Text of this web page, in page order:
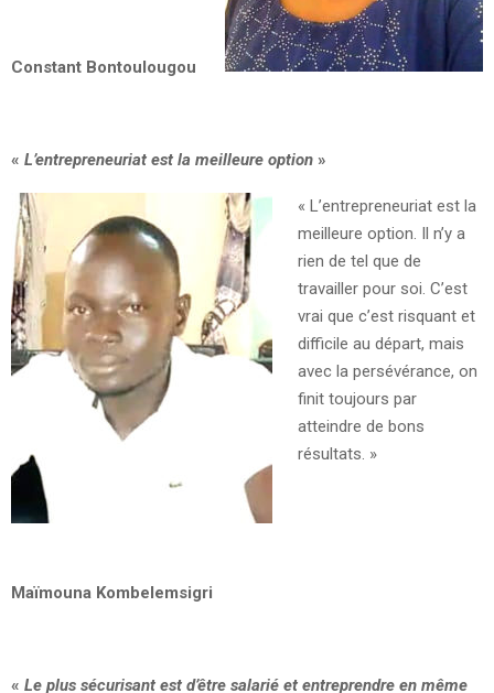
Constant Bontoulougou
« L’entrepreneuriat est la meilleure option »
« L’entrepreneuriat est la
meilleure option. Il n’y a
rien de tel que de
travailler pour soi. C’est
vrai que c’est risquant et
difficile au départ, mais
avec la persévérance, on
finit toujours par
atteindre de bons
résultats. »
Maïmouna Kombelemsigri
« Le plus sécurisant est d’être salarié et entreprendre en même